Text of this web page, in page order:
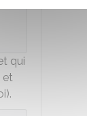
qui
et